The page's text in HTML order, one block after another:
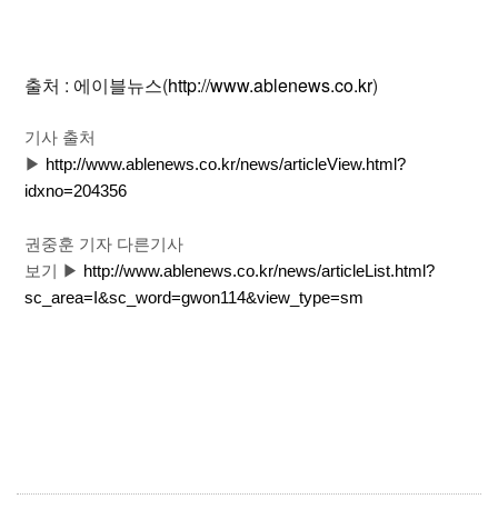
출처 : 에이블뉴스(http://www.ablenews.co.kr)
기사 출처
▶ http://www.ablenews.co.kr/news/articleView.html?
idxno=204356
권중훈 기자 다른기사
보기
▶ http://www.ablenews.co.kr/news/articleList.html?
sc_area=I&sc_word=gwon114&view_type=sm